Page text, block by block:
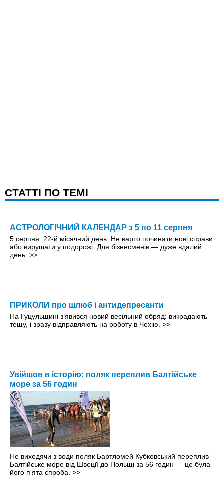
CТАТТІ ПО ТЕМІ
АСТРОЛОГІЧНИЙ КАЛЕНДАР з 5 по 11 серпня
5 серпня. 22-й місячний день. Не варто починати нові справи
або вирушати у подорожі. Для бізнесменів — дуже вдалий
день. >>
ПРИКОЛИ про шлюб і антидепресанти
На Гуцульщині з’явився новий весільний обряд: викрадають
тещу, і зразу відправляють на роботу в Чехію. >>
Увійшов в історію: поляк переплив Балтійське
море за 56 годин
Не виходячи з води поляк Бартломей Кубковський переплив
Балтійське море від Швеції до Польщі за 56 годин — це була
його пʼята спроба. >>